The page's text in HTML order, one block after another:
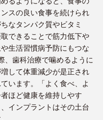
スの良い食事を続けられ
なタンパク質やビタミ
できることで筋力低下や
生活習慣病予防にもつな
、歯科治療で噛めるように
して体重減少が是正され
います。「よく食べ、よ
ほど健康を維持しやす
インプラントはその土台